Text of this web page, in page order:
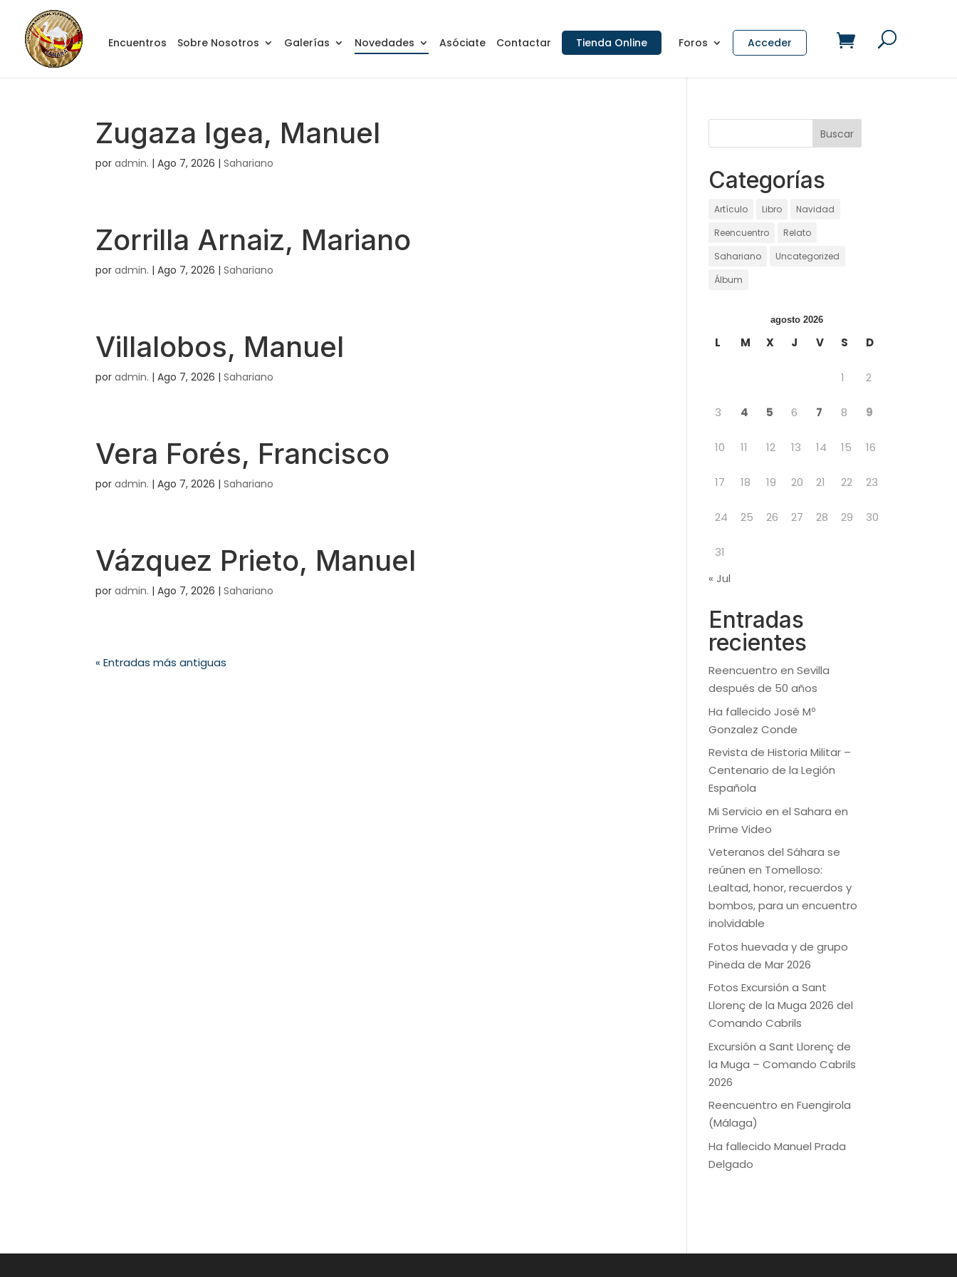
Encuentros Sobre Nosotros Galerías Novedades Asóciate Contactar Tienda Online Foros Acceder
Zugaza Igea, Manuel
poradmin. |Ago 7, 2026 |Sahariano
Zorrilla Arnaiz, Mariano
poradmin. |Ago 7, 2026 |Sahariano
Villalobos, Manuel
poradmin. |Ago 7, 2026 |Sahariano
Vera Forés, Francisco
poradmin. |Ago 7, 2026 |Sahariano
Vázquez Prieto, Manuel
poradmin. |Ago 7, 2026 |Sahariano
« Entradas más antiguas
Categorías
Artículo Libro
Navidad
Reencuentro
Relato
Sahariano
Uncategorized
Álbum
agosto 2026
L M X J V S D
1 2
3 4 5 6 7 8 9
10 11 12 13 14 15 16
17 18 19 20 21 22 23
24 25 26 27 28 29 30
31
« Jul
Entradas
recientes
Reencuentro en Sevilla
después de 50 años
Ha fallecido José Mº
Gonzalez Conde
Revista de Historia Militar –
Centenario de la Legión
Española
Mi Servicio en el Sahara en
Prime Video
Veteranos del Sáhara se
reúnen en Tomelloso:
Lealtad, honor, recuerdos y
bombos, para un encuentro
inolvidable
Fotos huevada y de grupo
Pineda de Mar 2026
Fotos Excursión a Sant
Llorenç de la Muga 2026 del
Comando Cabrils
Excursión a Sant Llorenç de
la Muga – Comando Cabrils
2026
Reencuentro en Fuengirola
(Málaga)
Ha fallecido Manuel Prada
Delgado